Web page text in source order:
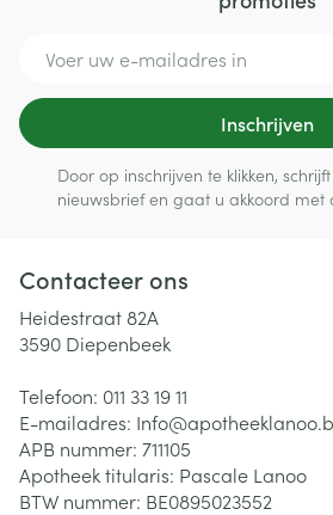
Inschrijven
Door op inschrijven te klikken,
nieuwsbrief en gaat u akkoord met
Contacteer ons
Heidestraat 82A
3590 Diepenbeek
Telefoon: 011 33 19 11
E-mailadres: Info@
APB nummer: 711105
Apotheek titularis: Pascale Lanoo
BTW nummer: BE0895023552